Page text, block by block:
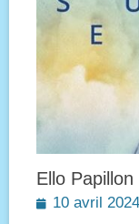
Ello
Posted
10 avril 2024